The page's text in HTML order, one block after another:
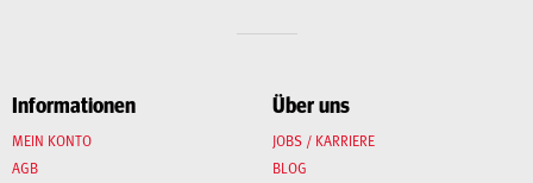
Informationen
MEIN KONTO
AGB
Über uns
JOBS / KARRIERE
BLOG